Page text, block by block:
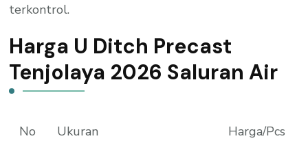
terkontrol.
Harga U Ditch Precast
Tenjolaya 2026 Saluran Air
No Ukuran Harga/Pcs